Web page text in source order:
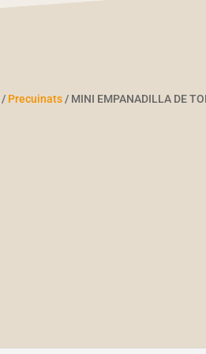
/ Precuinats / MINI EMPANADILLA DE